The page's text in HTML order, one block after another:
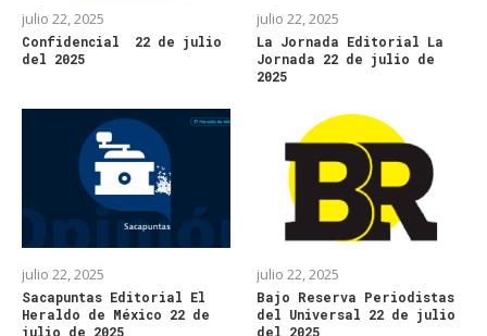
julio 22, 2025
Confidencial 22 de julio
del 2025
julio 22, 2025
La Jornada Editorial La
Jornada 22 de julio de
2025
julio 22, 2025
Sacapuntas Editorial El
Heraldo de México 22 de
julio de 2025
julio 22, 2025
Bajo Reserva Periodistas
del Universal 22 de julio
del 2025